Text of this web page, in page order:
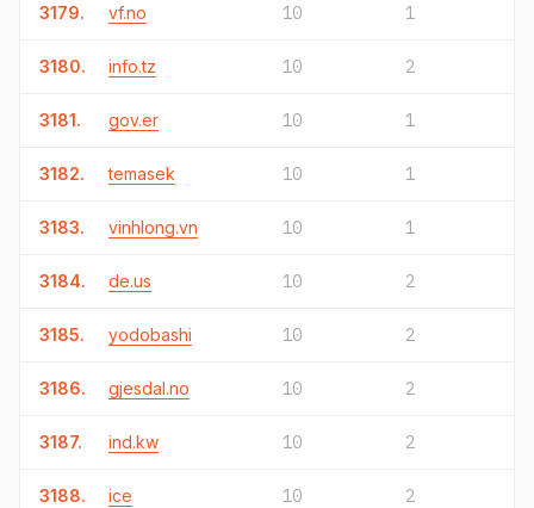
3179. vf.no 10 1
3180. info.tz 10 2
3181. gov.er 10 1
3182. temasek 10 1
3183. vinhlong.vn 10 1
3184. de.us 10 2
3185. yodobashi 10 2
3186. gjesdal.no 10 2
3187. ind.kw 10 2
3188. ice 10 2